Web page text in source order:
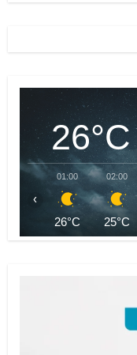
26°C
01:00
26°C
02:00
25°C
‹